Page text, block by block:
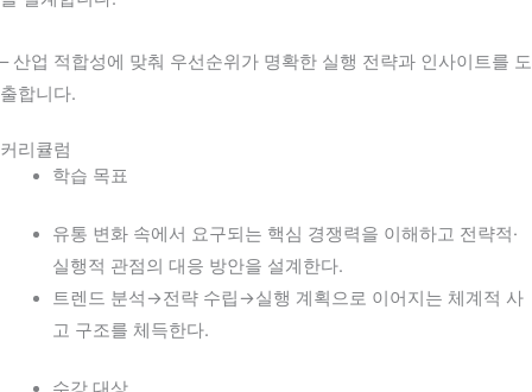
– 산업 적합성에 맞춰 우선순위가 명확한 실행 전략과 인사이트를 도
출합니다.
커리큘럼
학습 목표
유통 변화 속에서 요구되는 핵심 경쟁력을 이해하고 전략적·
실행적 관점의 대응 방안을 설계한다.
트렌드 분석→전략 수립→실행 계획으로 이어지는 체계적 사
고 구조를 체득한다.